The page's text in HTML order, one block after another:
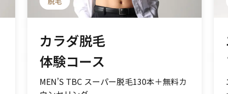
カラダ脱毛
体験コース
MEN’S TBC スーパー脱毛130本＋無料カ